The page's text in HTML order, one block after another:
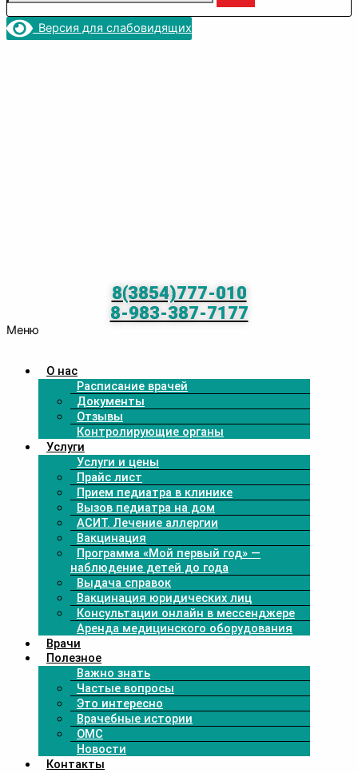
Версия для слабовидящих
8(3854)777-010
8-983-387-7177
Меню
О нас
Расписание врачей
Документы
Отзывы
Контролирующие органы
Услуги
Услуги и цены
Прайс лист
Прием педиатра в клинике
Вызов педиатра на дом
АСИТ. Лечение аллергии
Вакцинация
Программа «Мой первый год» —
наблюдение детей до года
Выдача справок
Вакцинация юридических лиц
Консультации онлайн в мессенджере
Аренда медицинского оборудования
Врачи
Полезное
Важно знать
Частые вопросы
Это интересно
Врачебные истории
ОМС
Новости
Контакты